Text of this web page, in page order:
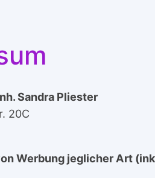
Sandra Pliester
20C
Werbung jeglicher Art